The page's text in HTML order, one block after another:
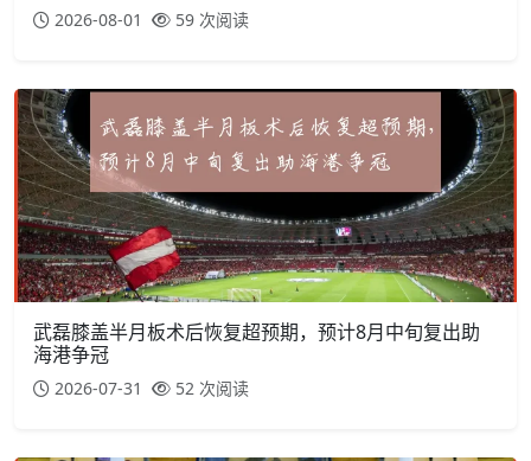
2026-08-01 59 次阅读
武磊膝盖半月板术后恢复超预期，预计8月中旬复出助
海港争冠
2026-07-31 52 次阅读